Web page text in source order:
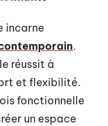
incarne
.
réussit à
et flexibilité.
fonctionnelle
un espace